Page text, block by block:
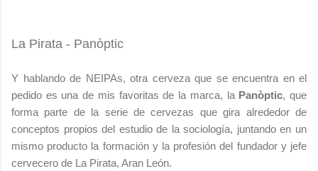
La Pirata - Panòptic
Y hablando de NEIPAs, otra cerveza que se encuentra en el
pedido es una de mis favoritas de la marca, la Panòptic, que
forma parte de la serie de cervezas que gira alrededor de
conceptos propios del estudio de la sociología, juntando en un
mismo producto la formación y la profesión del fundador y jefe
cervecero de La Pirata, Aran León.